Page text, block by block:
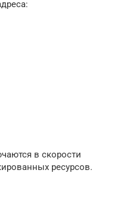
в скорости
ресурсов.